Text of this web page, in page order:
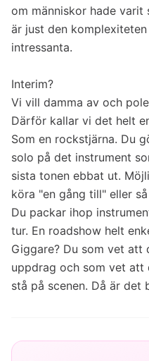
om människor hade
är just den
intressanta.
Interim?
Vi vill damma av och
Därför kallar vi det helt
Som en rockstjärna. Du
solo på det instrument
sista tonen ebbat ut.
köra "en gång till" eller
Du packar ihop
tur. En roadshow helt
Giggare? Du som vet
uppdrag och som vet att
stå på scenen. Då är det